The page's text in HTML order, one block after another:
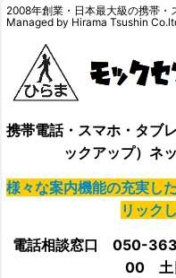
2008年創業・日本最大級の携帯
Managed by Hirama Tsushin
携帯電話・スマホ・タブ
ックアップ）ネ
様々な案内機能の充実し
リック
電話相談窓口 050-
00 土